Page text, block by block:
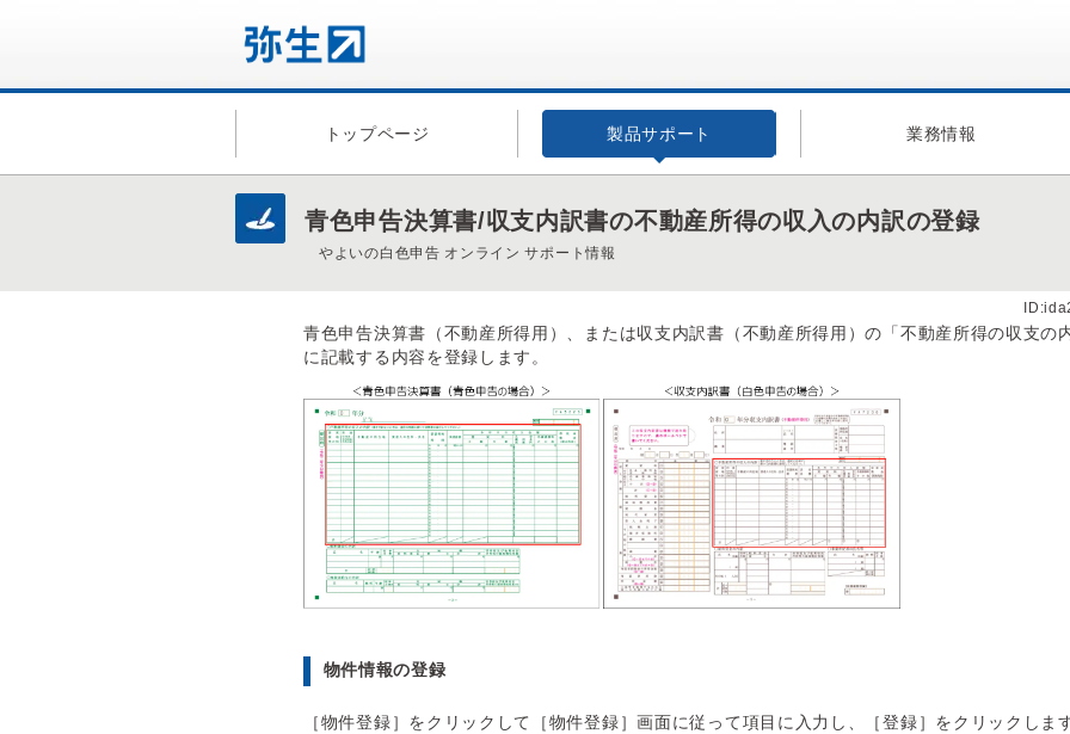
トップページ 製品サポート 業務情報
青色申告決算書/収支内訳書の不動産所得の収入の内訳の登録
やよいの白色申告 オンライン サポート情報
青色申告決算書（不動産所得用）、または収支内訳書（不動産所得用）の「不動産所得の収支の
に記載する内容を登録します。
物件情報の登録
［物件登録］をクリックして［物件登録］画面に従って項目に入力し、［登録］をクリックしま